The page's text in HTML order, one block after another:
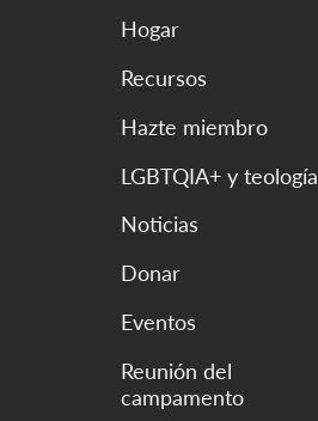
Hogar
Eventos
Recursos
Reunión del
campamento
Hazte miembro
LGBTQIA+ y teología
Noticias
Donar